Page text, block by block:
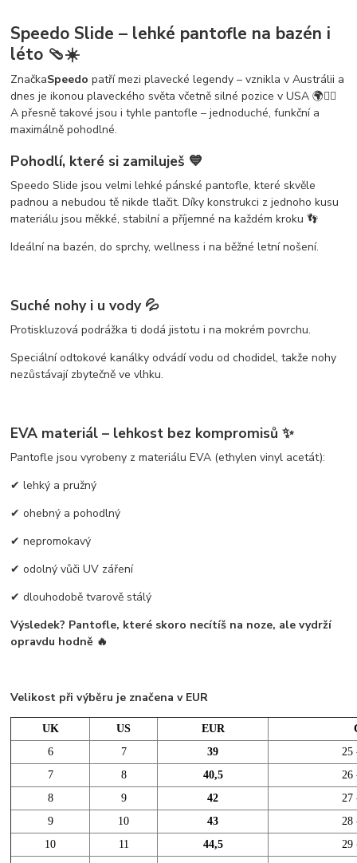
Speedo Slide – lehké pantofle na bazén i
léto 🩴☀️
ZnačkaSpeedo patří mezi plavecké legendy – vznikla v Austrálii a
dnes je ikonou plaveckého světa včetně silné pozice v USA 🌍🏊‍♀️
A přesně takové jsou i tyhle pantofle – jednoduché, funkční a
maximálně pohodlné.
Pohodlí, které si zamiluješ 💙
Speedo Slide jsouvelmi lehké pánské pantofle, které skvěle
padnou a nebudou tě nikde tlačit. Díky konstrukci z jednoho kusu
materiálu jsou měkké, stabilní a příjemné na každém kroku 👣
Ideální na bazén, do sprchy, wellness i na běžné letní nošení.
Suché nohy i u vody 💦
Protiskluzová podrážka ti dodá jistotu i na mokrém povrchu.
Speciálníodtokové kanálky odvádí vodu od chodidel, takže nohy
nezůstávají zbytečně ve vlhku.
EVA materiál – lehkost bez kompromisů ✨
Pantofle jsou vyrobeny z materiáluEVA (ethylen vinyl acetát):
✔ lehký a pružný
✔ ohebný a pohodlný
✔ nepromokavý
✔ odolný vůči UV záření
✔ dlouhodobě tvarově stálý
Výsledek? Pantofle, které skoro necítíš na noze, ale vydrží
opravdu hodně 🔥
Velikost při výběru je značena v EUR
UK US EUR
6
7 39
25
7
8 40,5
26
8
9 42
27
9
10 43
28
10
11 44,5
29